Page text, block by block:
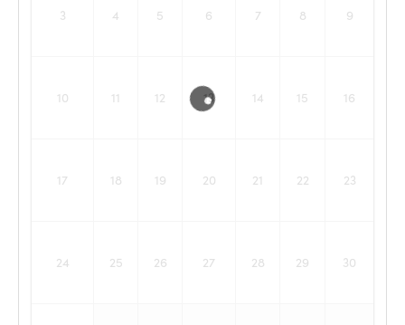
3 4 5 6 7 8 9
10 11 12 13 14 15 16
17 18 19 20 21 22 23
24 25 26 27 28 29 30